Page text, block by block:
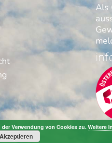
Als
Verwendung von Cookies zu. Weitere
Akzeptieren